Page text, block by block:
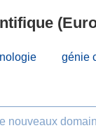
génie
nouveaux